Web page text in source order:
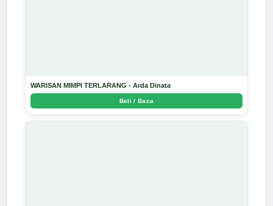
WARISAN MIMPI TERLARANG - Arda Dinata
Beli / Baca